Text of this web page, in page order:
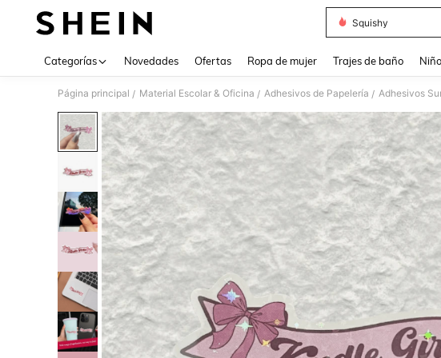
Squishy
Categorías Novedades Ofertas Ropa de mujer Trajes de baño
Página principal / Material Escolar & Oficina / Adhesivos de Papelería / Adhesivos